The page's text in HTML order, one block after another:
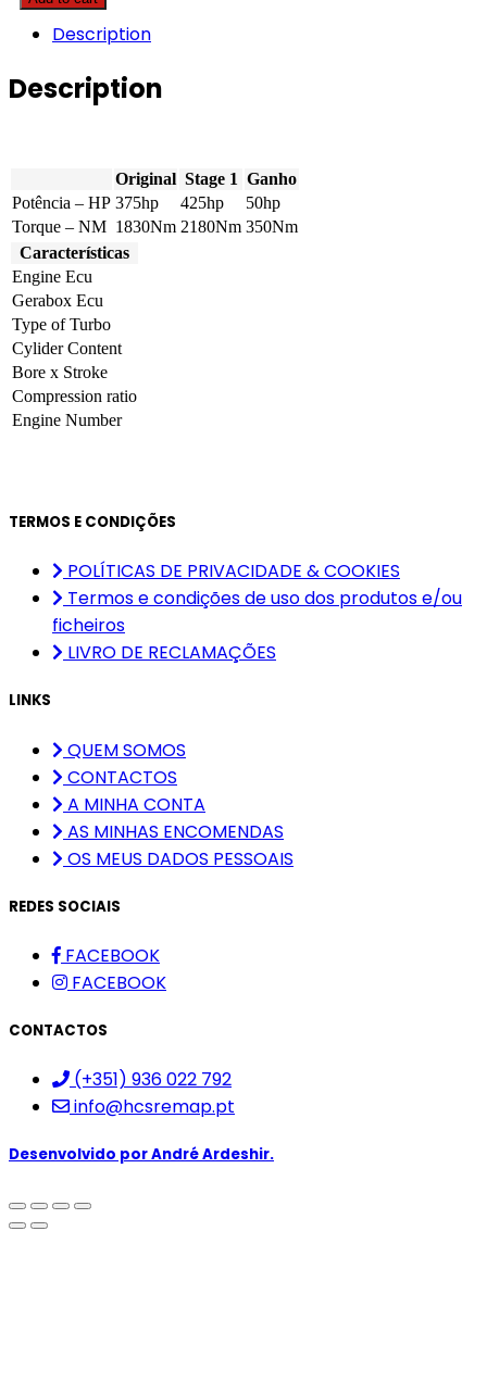
-
quantity
Description
Description
Original Stage 1 Ganho
Potência – HP 375hp 425hp
50hp
Torque – NM 1830Nm 2180Nm 350Nm
Características
Engine Ecu
Gerabox Ecu
Type of Turbo
Cylider Content
Bore x Stroke
Compression ratio
Engine Number
TERMOS E CONDIÇÕES
POLÍTICAS DE PRIVACIDADE & COOKIES
Termos e condições de uso dos produtos e/ou
ficheiros
LIVRO DE RECLAMAÇÕES
LINKS
QUEM SOMOS
CONTACTOS
A MINHA CONTA
AS MINHAS ENCOMENDAS
OS MEUS DADOS PESSOAIS
REDES SOCIAIS
FACEBOOK
FACEBOOK
CONTACTOS
(+351) 936 022 792
info@hcsremap.pt
Desenvolvido porAndré Ardeshir.